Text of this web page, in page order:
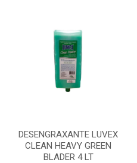
DESENGRAXANTE LUVEX
CLEAN HEAVY GREEN
BLADER 4 LT